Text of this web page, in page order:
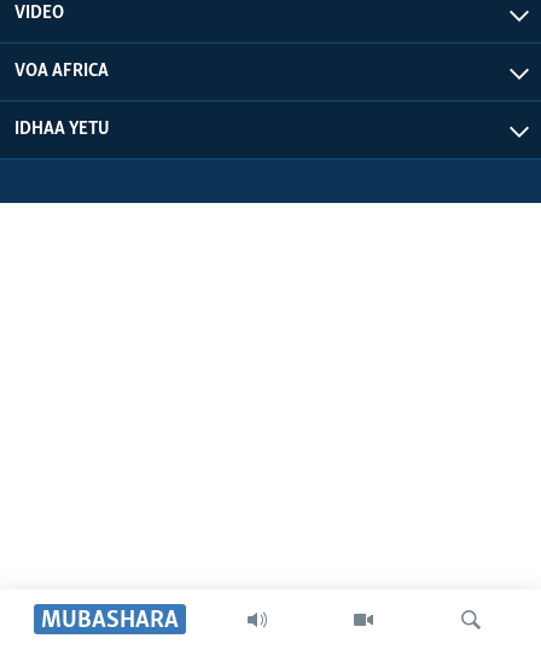
MUBASHARA
VIDEO
VOA AFRICA
IDHAA YETU